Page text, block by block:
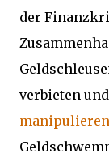
der
verbieten und
manipulieren